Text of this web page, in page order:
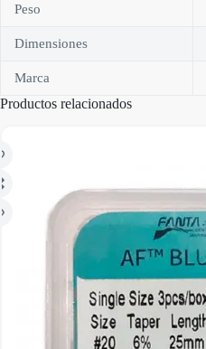
Peso
Dimensiones
Marca
Productos relacionados